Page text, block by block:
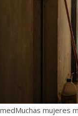
mujeres